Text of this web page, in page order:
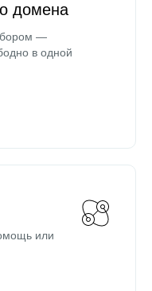
домена
—
в одной
или